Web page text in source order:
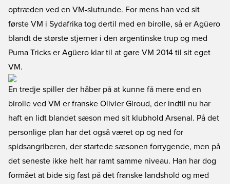
optræden ved en VM-slutrunde. For mens han ved sit
første VM i Sydafrika tog dertil med en birolle, så er Agüero
blandt de største stjerner i den argentinske trup og med
Puma Tricks er Agüero klar til at gøre VM 2014 til sit eget
VM.
En tredje spiller der håber på at kunne få mere end en
birolle ved VM er franske Olivier Giroud, der indtil nu har
haft en lidt blandet sæson med sit klubhold Arsenal. På det
personlige plan har det også været op og ned for
spidsangriberen, der startede sæsonen forrygende, men på
det seneste ikke helt har ramt samme niveau. Han har dog
formået at bide sig fast på det franske landshold og med